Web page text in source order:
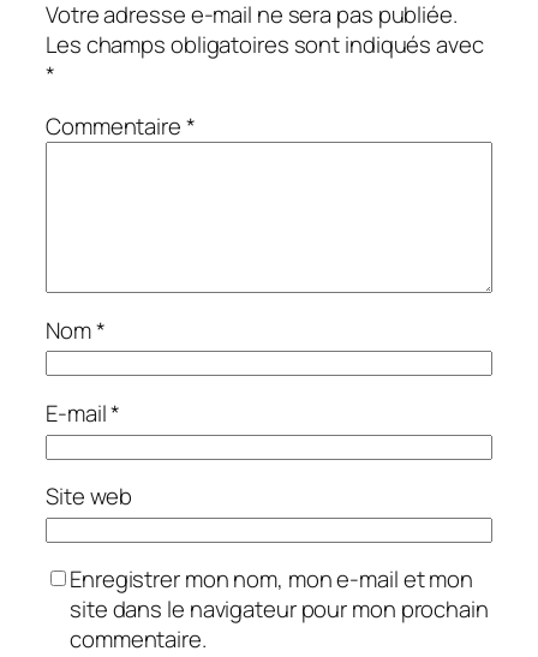
Votre adresse e-mail ne sera pas publiée.
Les champs obligatoires sont indiqués avec
*
Commentaire*
Nom*
E-mail*
Site web
Enregistrer mon nom, mon e-mail et mon
site dans le navigateur pour mon prochain
commentaire.